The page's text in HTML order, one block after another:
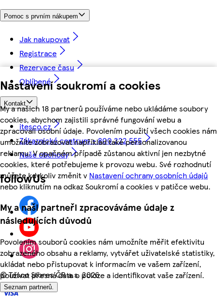
Nastavení soukromí a cookies
My a našich 18 partnerů používáme nebo ukládáme soubory
cookies, abychom zajistili správné fungování webu a
zpracovali osobní údaje. Povolením použití všech cookies nám
umožníte zobrazovat například také personalizovanou
reklamu. V opačném případě zůstanou aktivní jen nezbytné
cookies, které potřebujeme k provozu webu. Své rozhodnutí
můžete kdykoliv změnit v Nastavení ochrany osobních údajů
nebo kliknutím na odkaz Soukromí a cookies v patičce webu.
My a naši partneři zpracováváme údaje z
následujících důvodů
Povolením souborů cookies nám umožníte měřit efektivitu
zobrazeného obsahu a reklamy, vytvářet uživatelské statistiky,
ukládat nebo přistupovat k informacím ve vašem zařízení,
používat přesná data o poloze a identifikovat vaše zařízení.
Seznam partnerů.
Pomoc s prvním nákupem
Jak nakupovat
Registrace
Rezervace času
Oblíbené
Kontakt
itesco.cz
Zákaznické centrum - 800 222 555
Naše obchody
followUs
©Tesco Stores ČR a.s. 2026